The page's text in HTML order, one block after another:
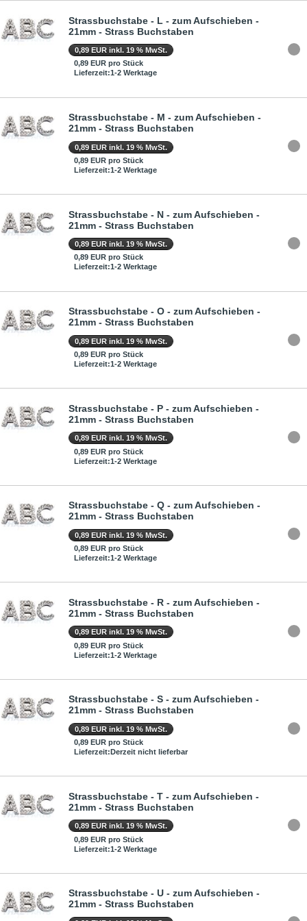
Strassbuchstabe - L - zum Aufschieben -
21mm - Strass Buchstaben
0,89 EUR inkl. 19 % MwSt.
0,89 EUR pro Stück
Lieferzeit:1-2 Werktage
Strassbuchstabe - M - zum Aufschieben -
21mm - Strass Buchstaben
0,89 EUR inkl. 19 % MwSt.
0,89 EUR pro Stück
Lieferzeit:1-2 Werktage
Strassbuchstabe - N - zum Aufschieben -
21mm - Strass Buchstaben
0,89 EUR inkl. 19 % MwSt.
0,89 EUR pro Stück
Lieferzeit:1-2 Werktage
Strassbuchstabe - O - zum Aufschieben -
21mm - Strass Buchstaben
0,89 EUR inkl. 19 % MwSt.
0,89 EUR pro Stück
Lieferzeit:1-2 Werktage
Strassbuchstabe - P - zum Aufschieben -
21mm - Strass Buchstaben
0,89 EUR inkl. 19 % MwSt.
0,89 EUR pro Stück
Lieferzeit:1-2 Werktage
Strassbuchstabe - Q - zum Aufschieben -
21mm - Strass Buchstaben
0,89 EUR inkl. 19 % MwSt.
0,89 EUR pro Stück
Lieferzeit:1-2 Werktage
Strassbuchstabe - R - zum Aufschieben -
21mm - Strass Buchstaben
0,89 EUR inkl. 19 % MwSt.
0,89 EUR pro Stück
Lieferzeit:1-2 Werktage
Strassbuchstabe - S - zum Aufschieben -
21mm - Strass Buchstaben
0,89 EUR inkl. 19 % MwSt.
0,89 EUR pro Stück
Lieferzeit:Derzeit nicht lieferbar
Strassbuchstabe - T - zum Aufschieben -
21mm - Strass Buchstaben
0,89 EUR inkl. 19 % MwSt.
0,89 EUR pro Stück
Lieferzeit:1-2 Werktage
Strassbuchstabe - U - zum Aufschieben -
21mm - Strass Buchstaben